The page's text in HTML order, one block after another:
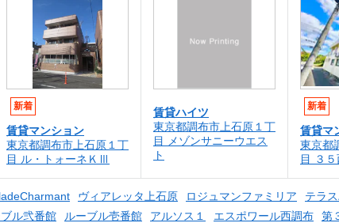
新着
賃貸マンション
東京都調布市上石原１丁
目 ル・トォーネＫⅢ
賃貸ハイツ
東京都調布市上石原１丁
目 メゾンサニーウエス
ト
新着
賃貸マ
東京都
目 ３
ヴィアレッタ上石原 ロジュマンファミリア テラ
ル弐番館 ルーブル壱番館 アルソス１ エスポワール西調布 第